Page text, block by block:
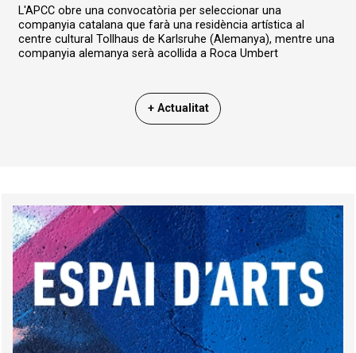
L'APCC obre una convocatòria per seleccionar una
companyia catalana que farà una residència artística al
centre cultural Tollhaus de Karlsruhe (Alemanya), mentre una
companyia alemanya serà acollida a Roca Umbert
+ Actualitat